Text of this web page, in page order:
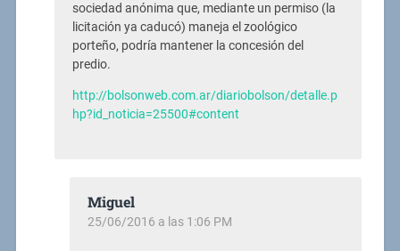
sociedad anónima que, mediante un permiso (la
licitación ya caducó) maneja el zoológico
porteño, podría mantener la concesión del
predio.
http://bolsonweb.com.ar/diariobolson/detalle.p
hp?id_noticia=25500#content
Miguel
25/06/2016 a las 1:06 PM